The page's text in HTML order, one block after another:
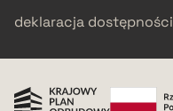
BIBTEX
deklaracja dostępności